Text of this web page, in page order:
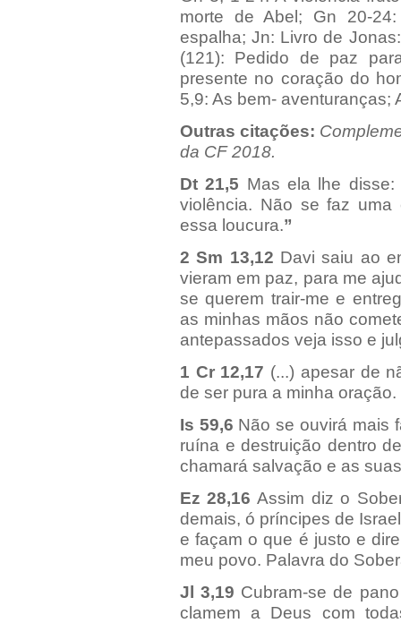
morte de Abel; Gn 20-
espalha; Jn: Livro de
(121): Pedido de paz
presente no coração do
5,9: As bem- aventuranças;
Outras citações:
da CF 2018.
Dt 21,5 Mas ela lhe disse:
violência. Não se faz uma
essa loucura.”
2 Sm 13,12 Davi saiu ao
vieram em paz, para me
se querem trair-me e
as minhas mãos não
antepassados veja isso e
1 Cr 12,17 (...) apesar de
de ser pura a minha oração.
Is 59,6 Não se ouvirá mais
ruína e destruição dentro
chamará salvação e as
Ez 28,16 Assim diz o
demais, ó príncipes de
e façam o que é justo e
meu povo. Palavra do
Jl 3,19 Cubram-se de
clamem a Deus com